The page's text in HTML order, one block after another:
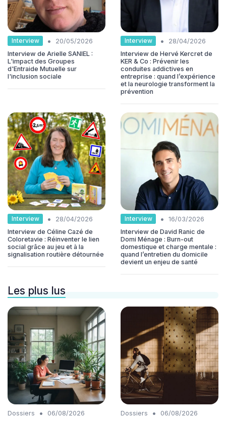
Interview •
20/05/2026
Interview de Arielle SANIEL :
L'impact des Groupes
d'Entraide Mutuelle sur
l'inclusion sociale
Interview •
28/04/2026
Interview de Hervé Kercret de
KER & Co : Prévenir les
conduites addictives en
entreprise : quand l’expérience
et la neurologie transforment la
prévention
Interview •
28/04/2026
Interview de Céline Cazé de
Coloretavie : Réinventer le lien
social grâce au jeu et à la
signalisation routière détournée
Interview •
16/03/2026
Interview de David Ranic de
Domi Ménage : Burn-out
domestique et charge mentale :
quand l’entretien du domicile
devient un enjeu de santé
Les plus lus
Dossiers •
06/08/2026
Dossiers •
06/08/2026